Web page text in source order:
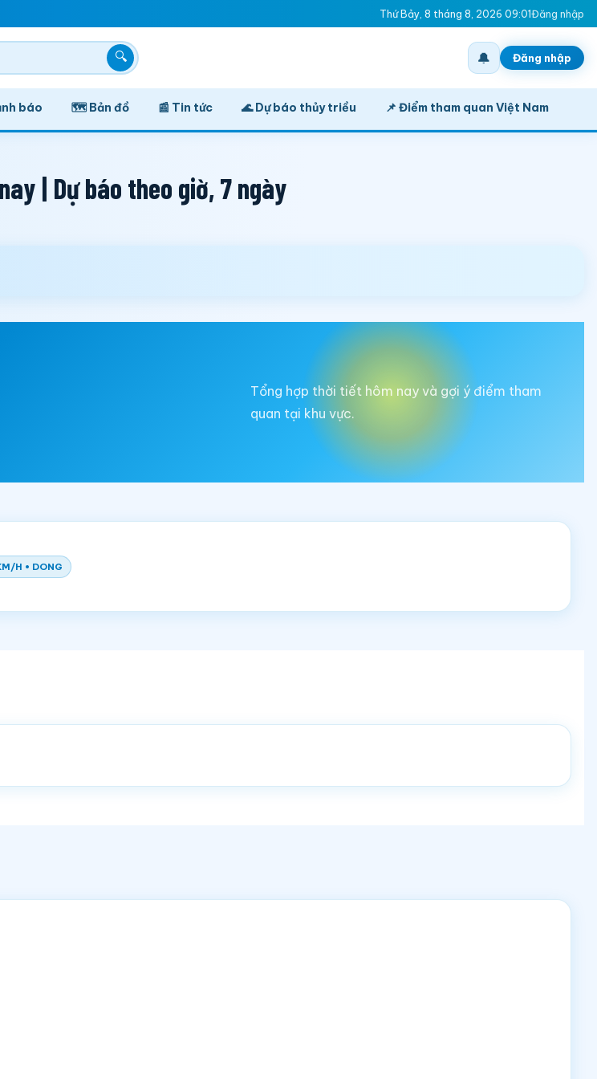
Thứ Bảy, 8 tháng 8, 2026 09:01Đăng nhập
🔍 🔔 Đăng nhập
báo 🗺️ Bản đồ 📰 Tin tức 🌊 Dự báo thủy triều 📌 Điểm tham quan Việt Nam
| Dự báo theo giờ, 7 ngày
Tổng hợp thời tiết hôm nay và gợi ý điểm tham
quan tại khu vực.
H • DONG